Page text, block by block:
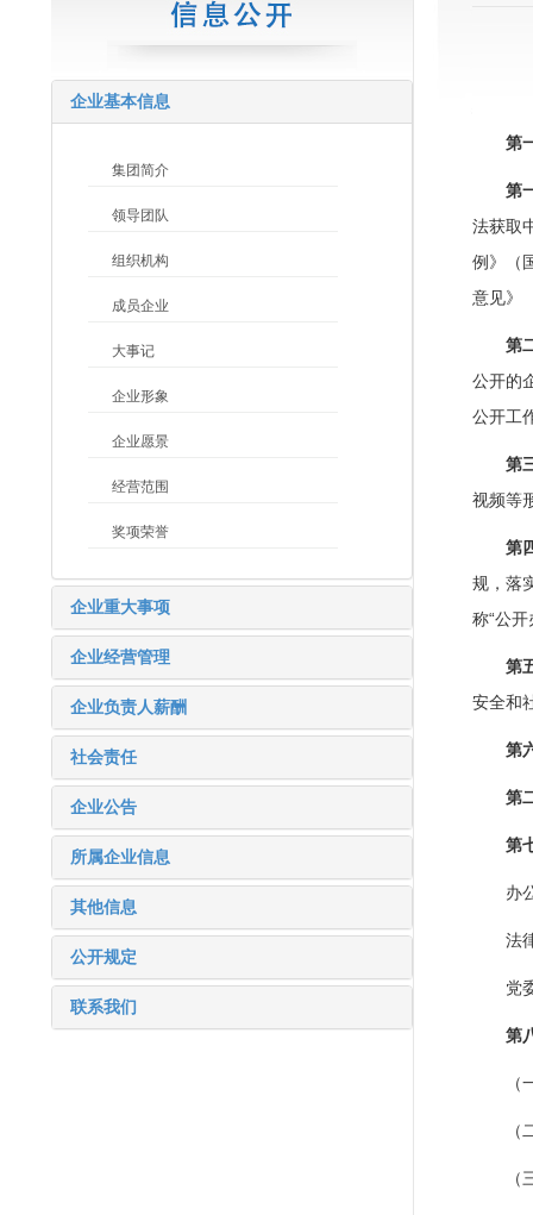
企业基本信息
集团简介
领导团队
组织机构
成员企业
大事记
企业形象
企业愿景
经营范围
奖项荣誉
企业重大事项
企业经营管理
企业负责人薪酬
社会责任
企业公告
所属企业信息
其他信息
公开规定
联系我们
第
第
法获取
例》（
意见》
第
公开的
公开工
第
视频等
第
规，落
称“公
第
安全和
第
第
第
办
法
党
第